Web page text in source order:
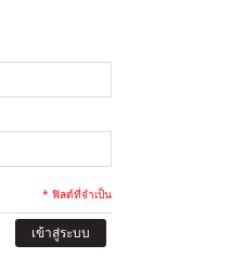
* ฟิลด์ที่จำเป็น
เข้าสู่ระบบ